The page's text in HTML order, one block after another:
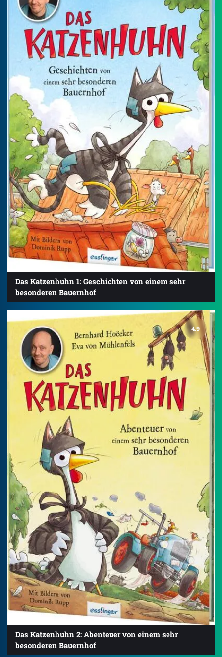
Das Katzenhuhn 1: Geschichten von einem sehr
besonderen Bauernhof
4.9
Das Katzenhuhn 2: Abenteuer von einem sehr
besonderen Bauernhof